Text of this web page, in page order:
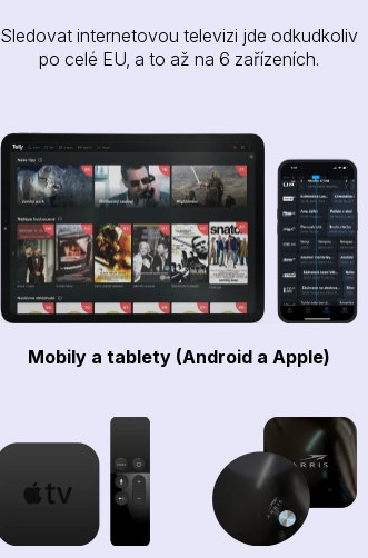
Sledovat internetovou televizi jde odkudkoliv
po celé EU, a to až na 6 zařízeních.
Mobily a tablety (Android a Apple)